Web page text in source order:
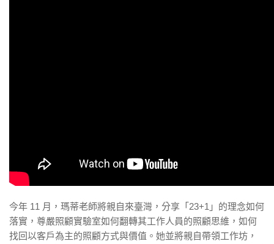
今年 11 月，瑪蒂老師將親自來臺灣，分享「23+1」的理念如何
落實，尊嚴照顧實驗室如何翻轉其工作人員的照顧思維，如何
找回以客戶為主的照顧方式與價值。她並將親自帶領工作坊，